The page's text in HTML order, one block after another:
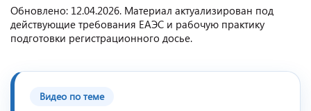
Обновлено: 12.04.2026. Материал актуализирован под
действующие требования ЕАЭС и рабочую практику
подготовки регистрационного досье.
Видео по теме